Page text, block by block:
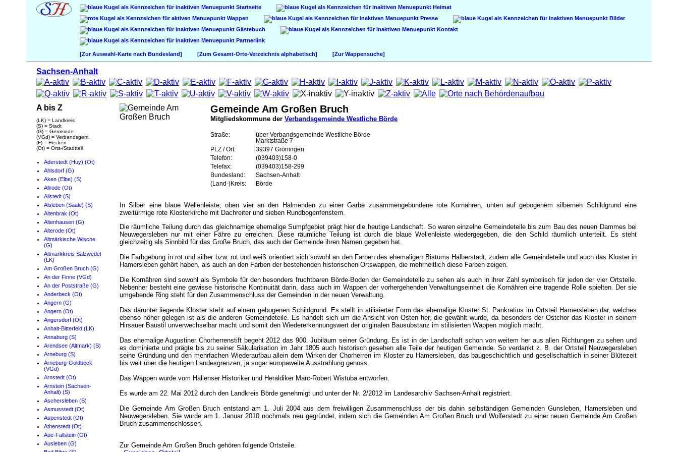
Startseite
Heimat
Wappen
Presse
Bilder
Gästebuch
Kontakt
Partnerlink
[Zur Auswahl-Karte nach Bundesland] [Zum Gesamt-Orte-Verzeichnis alphabetisch] [Zur Wappensuche]
Sachsen-Anhalt
A bis Z
(LK) = Landkreis
(S) = Stadt
(G) = Gemeinde
(VGd) = Verbandsgem.
(F) = Flecken
(Ot) = Orts-/Stadtteil
Aderstedt (Huy) (Ot)
Ahlsdorf (G)
Aken (Elbe) (S)
Allrode (Ot)
Allstedt (S)
Alsleben (Saale) (S)
Altenbrak (Ot)
Altenhausen (G)
Alterode (Ot)
Altmärkische Wische
(G)
Altmarkkreis Salzwedel
(LK)
Am Großen Bruch (G)
An der Finne (VGd)
An der Poststraße (G)
Anderbeck (Ot)
Angern (G)
Angern (Ot)
Angersdorf (Ot)
Anhalt-Bitterfeld (LK)
Annaburg (S)
Arendsee (Altmark) (S)
Arneburg (S)
Arneburg-Goldbeck
(VGd)
Arnstedt (Ot)
Arnstein (Sachsen-
Anhalt) (S)
Aschersleben (S)
Asmusstedt (Ot)
Aspenstedt (Ot)
Athenstedt (Ot)
Aue-Fallstein (Ot)
Ausleben (G)
Gemeinde Am Großen Bruch
Mitgliedskommune der Verbandsgemeinde Westliche Börde
Straße:
über Verbandsgemeinde Westliche Börde
Marktstraße 7
PLZ / Ort:
39397 Gröningen
Telefon:
(039403)158-0
Telefax:
(039403)158-299
Bundesland:
Sachsen-Anhalt
(Land-)Kreis:
Börde
In Silber eine blaue Wellenleiste; oben vier an den Halmenden zu einer Garbe zusammengebundene rote Kornähren, unten auf gebogenem silbernen Schildgrund eine
zweitürmige rote Klosterkirche mit Dachreiter und sieben Rundbogenfenstern.
Die räumliche Teilung durch das gleichnamige ehemalige Sumpfgebiet prägt hier die heutige Landschaft. So waren einzelne Gemeindeteile bis zum Bau des neuen Dammes bei
Neuwegersleben nur mit einer Fähre zu erreichen. Diese räumliche Teilung ist durch die blaue Wellenleiste wiedergegeben, die den Schild räumlich unterteilt. Es steht
gleichzeitig als Sinnbild für das Große Bruch, das auch der Gemeinde ihren Namen gegeben hat.
Die Farbgebung in rot und silber bzw. rot und weiß orientiert sich sowohl an den Farben des ehemaligen Bistums Halberstadt, zudem alle Gemeindeteile und auch das Kloster in
Hamersleben gehört haben, als auch an den Farben der bestehenden historischen Ortswappen, die mehrheitlich diese Farben zeigen.
Die Kornähren sind sowohl als Symbole für den besonders fruchtbaren Börde-Boden der Gemeindeteile zu sehen als auch in ihrer Zahl symbolisch für jeden der vier Ortsteile.
Nebenher besteht eine gewisse historische Kontinuität darin, dass auch im Wappen der vorhergehenden Verwaltungseinheit die Kornähren eine tragende Rolle spielten. Der sie
umgebende Ring steht für den Zusammenschluss der Gemeinden in der neuen Verwaltung.
Das darunter liegende Kloster steht auf einem gebogenen Schildgrund. Es stellt in stilisierter Form das ehemalige Kloster St. Pankratius im Ortsteil Hamersleben dar, welches
ebenso höher gelegen ist als die anderen Gemeindeteile. Es handelt sich um die Ansicht von Osten her, die gewählt wurde, da besonders der Ostchor das Kloster in seinem
Hirsauer Baustil unverwechselbar macht und somit den Wiedererkennungswert der originalen Bausubstanz im stilisierten Wappen möglich macht.
Das ehemalige Augustiner Chorherrenstift begeht 2012 das 900. Jubiläum seiner Gründung. Es ist in der Landschaft schon von weitem her aus allen Richtungen zu sehen und
es dominierte und prägte bis zu seiner Säkularisation im Jahr 1805 auch historisch gesehen alle Teile der heutigen Gemeinde. So verdankt z. B. der Ortsteil Neuwegersleben
seine Gründung und den mehrfachen Wiederaufbau allein dem Wirken der Chorherren im Kloster zu Hamersleben, das baugeschichtlich und gesellschaftlich in seiner Blütezeit
bis weit über die heutigen Landesgrenzen, ja sogar europaweite Ausstrahlung genoss.
Das Wappen wurde vom Hallenser Historiker und Heraldiker Marc-Robert Wistuba entworfen.
Es wurde am 22. Mai 2012 durch den Landkreis Börde genehmigt und unter der Nr. 2/2012 im Landesarchiv Sachsen-Anhalt registriert.
Die Gemeinde Am Großen Bruch entstand am 1. Juli 2004 aus dem freiwilligen Zusammenschluss der bis dahin selbständigen Gemeinden Gunsleben, Hamersleben und
Neuwegersleben. Sie wurde am 1. Januar 2010 nochmals neu gegründet, indem sich die Gemeinden Am Großen Bruch und Wulferstedt zu einer neuen Gemeinde Am Großen
Bruch zusammenschlossen.
Zur Gemeinde Am Großen Bruch gehören folgende Ortsteile.